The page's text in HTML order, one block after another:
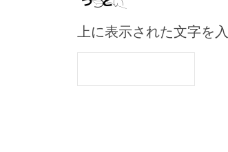
上に表示された文字を